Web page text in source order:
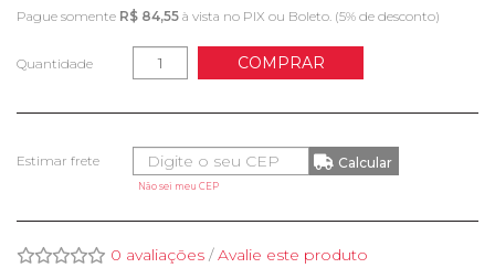
Pague somente R$ 84,55 à vista no PIX ou Boleto. (5% de desconto)
Quantidade COMPRAR
Não sei meu CEP
0 avaliações /Avalie este produto